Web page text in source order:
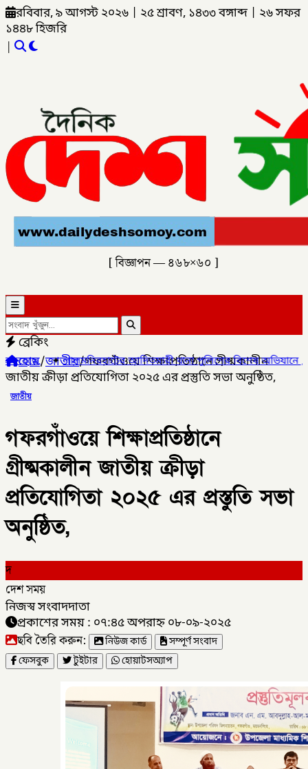
রবিবার, ৯ আগস্ট ২০২৬ ২৫ শ্রাবণ, ১৪৩৩ বঙ্গাব্দ
২৬ সফর
১৪৪৮ হিজরি
|
[ বিজ্ঞাপন — ৪৬৮×৬০ ]
ব্রেকিং
আদিতমারী থানা পুলিশের বিশেষ অভিযানে , মাদক সম্রাট
হোম/জাতীয়/গফরগাঁওয়ে শিক্ষাপ্রতিষ্ঠানে গ্রীষ্মকালীন
জাতীয় ক্রীড়া প্রতিযোগিতা ২০২৫ এর প্রস্তুতি সভা অনুষ্ঠিত,
জাতীয়
গফরগাঁওয়ে শিক্ষাপ্রতিষ্ঠানে
গ্রীষ্মকালীন জাতীয় ক্রীড়া
প্রতিযোগিতা ২০২৫ এর প্রস্তুতি সভা
অনুষ্ঠিত,
দ
দেশ সময়
নিজস্ব সংবাদদাতা
প্রকাশের সময় : ০৭:৪৫ অপরাহ্ন ০৮-০৯-২০২৫
ছবি তৈরি করুন: নিউজ কার্ড
সম্পূর্ণ সংবাদ
ফেসবুক
টুইটার হোয়াটসঅ্যাপ